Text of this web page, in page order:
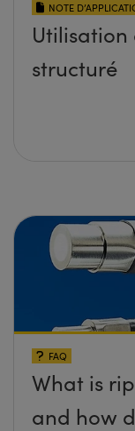
NOTE
structuré
FAQ
What is
and how